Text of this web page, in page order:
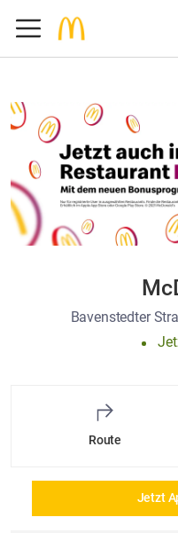
Bavenstedter
Route
Jetzt